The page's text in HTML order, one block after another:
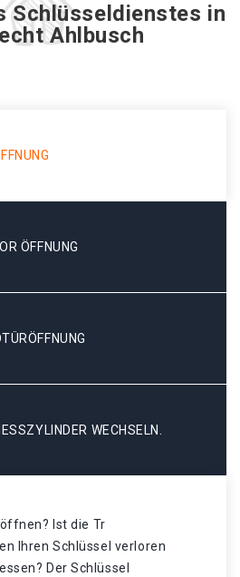
Schlüsseldienstes in
Ahlbusch
ÖFFNUNG
WECHSELN.
Ist die Tr
Ihren Schlüssel verloren
Der Schlüssel